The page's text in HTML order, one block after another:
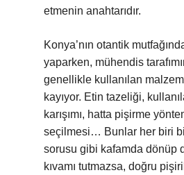
etmenin anahtarıdır.
Konya’nın otantik
yaparken, mühendis
genellikle kullanılan
kayıyor. Etin tazeliği,
karışımı, hatta pişirme
seçilmesi… Bunlar her biri
sorusu gibi kafamda dönüp
kıvamı tutmazsa, doğru